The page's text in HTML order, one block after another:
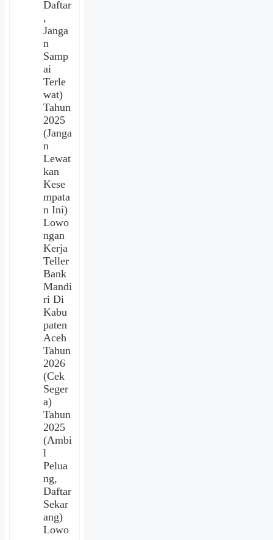
Daftar
,
Janga
n
Samp
ai
Terle
wat)
Tahun
2025
(Janga
n
Lewat
kan
Kese
mpata
n Ini)
Lowo
ngan
Kerja
Teller
Bank
Mandi
ri Di
Kabu
paten
Aceh
Tahun
2026
(Cek
Seger
a)
Tahun
2025
(Ambi
l
Pelua
ng,
Daftar
Sekar
ang)
Lowo